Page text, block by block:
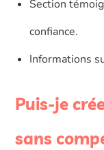
Section
confiance.
Informations
Puis-je
sans